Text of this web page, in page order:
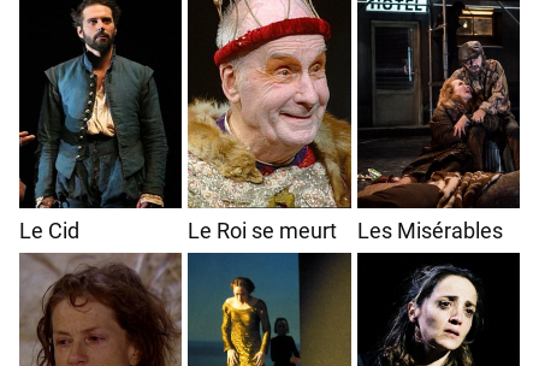
Le Cid Le Roi se meurt Les Misérables